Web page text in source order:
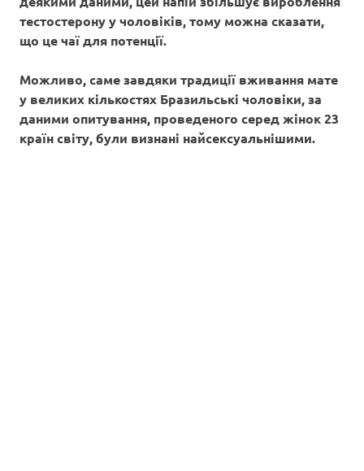
тестостерону у чоловіків, тому можна сказати,
що цечаї для потенції.
Можливо, саме завдяки традиції вживання мате
у великих кількостях Бразильські чоловіки, за
даними опитування, проведеного серед жінок 23
країн світу, були визнані найсексуальнішими.